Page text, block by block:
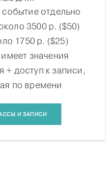
отдельно
3500 р. ($50)
1750 р. ($25)
значения
+ доступ к записи,
по времени
И ЗАПИСИ